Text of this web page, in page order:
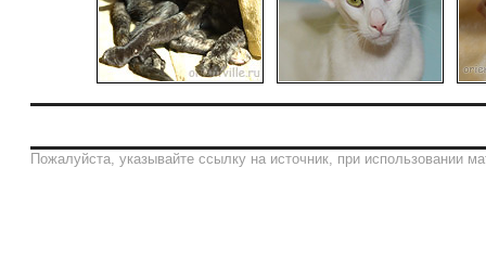
Пожалуйста, указывайте ссылку на источник, при использовании